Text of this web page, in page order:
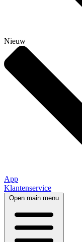
Nieuw
App
Klantenservice
Open main menu